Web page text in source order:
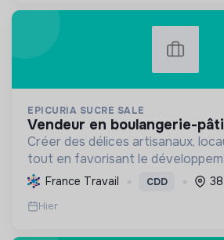
EPICURIA SUCRE SALE
vendeur en boulangerie-
Créer des délices artisanaux,
tout en favorisant le
l'emploi, pour une expérience
responsable.
France Travail CDD
Hier